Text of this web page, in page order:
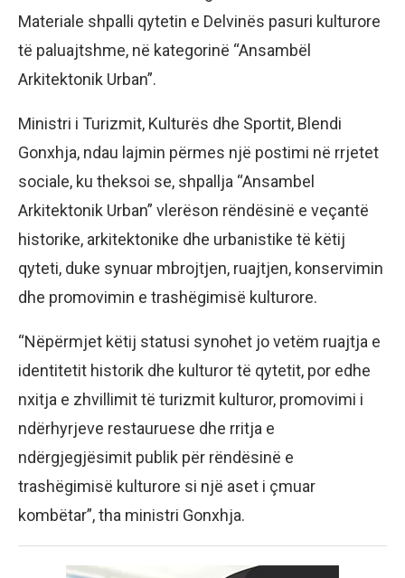
Materiale shpalli qytetin e Delvinës pasuri kulturore
të paluajtshme, në kategorinë “Ansambël
Arkitektonik Urban”.
Ministri i Turizmit, Kulturës dhe Sportit, Blendi
Gonxhja, ndau lajmin përmes një postimi në rrjetet
sociale, ku theksoi se, shpallja “Ansambel
Arkitektonik Urban” vlerëson rëndësinë e veçantë
historike, arkitektonike dhe urbanistike të këtij
qyteti, duke synuar mbrojtjen, ruajtjen, konservimin
dhe promovimin e trashëgimisë kulturore.
“Nëpërmjet këtij statusi synohet jo vetëm ruajtja e
identitetit historik dhe kulturor të qytetit, por edhe
nxitja e zhvillimit të turizmit kulturor, promovimi i
ndërhyrjeve restauruese dhe rritja e
ndërgjegjësimit publik për rëndësinë e
trashëgimisë kulturore si një aset i çmuar
kombëtar”, tha ministri Gonxhja.